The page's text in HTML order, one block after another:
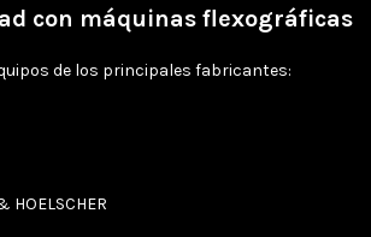
con máquinas flexográficas
de los principales fabricantes:
HOELSCHER